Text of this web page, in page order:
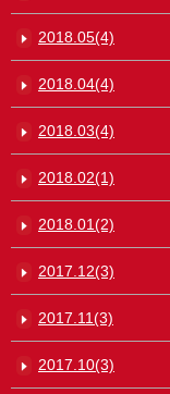
2018.05(4)
2018.04(4)
2018.03(4)
2018.02(1)
2018.01(2)
2017.12(3)
2017.11(3)
2017.10(3)